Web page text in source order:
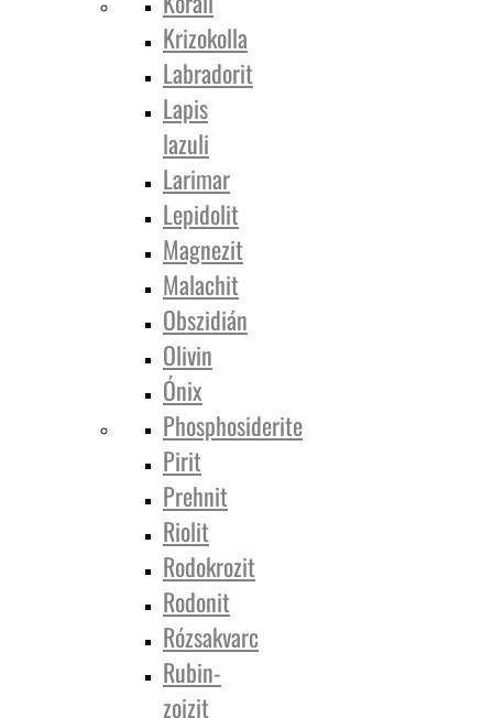
Krizokolla
Labradorit
Lapis
lazuli
Larimar
Lepidolit
Magnezit
Malachit
Obszidián
Olivin
Ónix
Phosphosiderite
Pirit
Prehnit
Riolit
Rodokrozit
Rodonit
Rózsakvarc
Rubin-
zoizit